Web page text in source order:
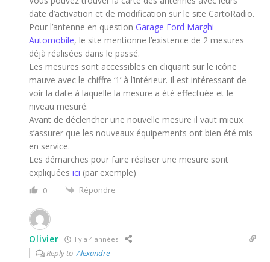
date d’activation et de modification sur le site CartoRadio.
Pour l’antenne en question Garage Ford Marghi
Automobile, le site mentionne l’existence de 2 mesures
déjà réalisées dans le passé.
Les mesures sont accessibles en cliquant sur le icône
mauve avec le chiffre ‘1’ à l’intérieur. Il est intéressant de
voir la date à laquelle la mesure a été effectuée et le
niveau mesuré.
Avant de déclencher une nouvelle mesure il vaut mieux
s’assurer que les nouveaux équipements ont bien été mis
en service.
Les démarches pour faire réaliser une mesure sont
expliquéesici (par exemple)
0 Répondre
Olivier il y a 4 années
Reply toAlexandre